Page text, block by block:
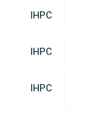
IHPC
IHPC
IHPC